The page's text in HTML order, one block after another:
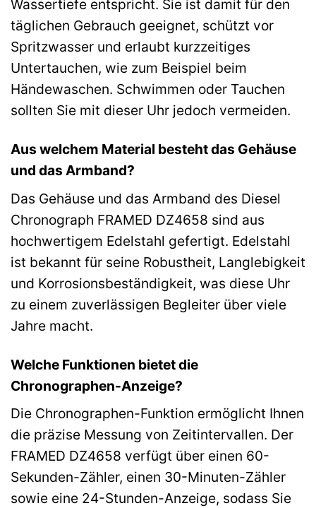
Wassertiefe entspricht. Sie ist damit für den
täglichen Gebrauch geeignet, schützt vor
Spritzwasser und erlaubt kurzzeitiges
Untertauchen, wie zum Beispiel beim
Händewaschen. Schwimmen oder Tauchen
sollten Sie mit dieser Uhr jedoch vermeiden.
Aus welchem Material besteht das Gehäuse
und das Armband?
Das Gehäuse und das Armband des Diesel
Chronograph FRAMED DZ4658 sind aus
hochwertigem Edelstahl gefertigt. Edelstahl
ist bekannt für seine Robustheit, Langlebigkeit
und Korrosionsbeständigkeit, was diese Uhr
zu einem zuverlässigen Begleiter über viele
Jahre macht.
Welche Funktionen bietet die
Chronographen-Anzeige?
Die Chronographen-Funktion ermöglicht Ihnen
die präzise Messung von Zeitintervallen. Der
FRAMED DZ4658 verfügt über einen 60-
Sekunden-Zähler, einen 30-Minuten-Zähler
sowie eine 24-Stunden-Anzeige, sodass Sie